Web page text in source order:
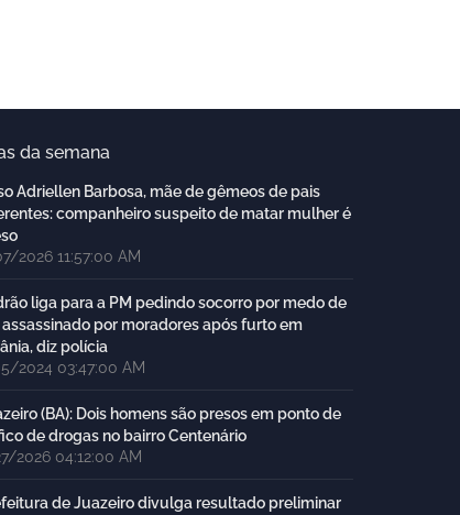
da semana
Adriellen Barbosa, mãe de gêmeos de pais
companheiro suspeito de matar mulher é
2026 11:57:00 AM
liga para a PM pedindo socorro por medo de
assassinado por moradores após furto em
diz polícia
2024 03:47:00 AM
(BA): Dois homens são presos em ponto de
de drogas no bairro Centenário
2026 04:12:00 AM
de Juazeiro divulga resultado preliminar